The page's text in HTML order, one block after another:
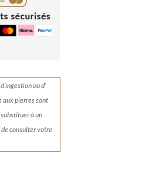
ou d’
aux pierres sont
à un
consulter votre